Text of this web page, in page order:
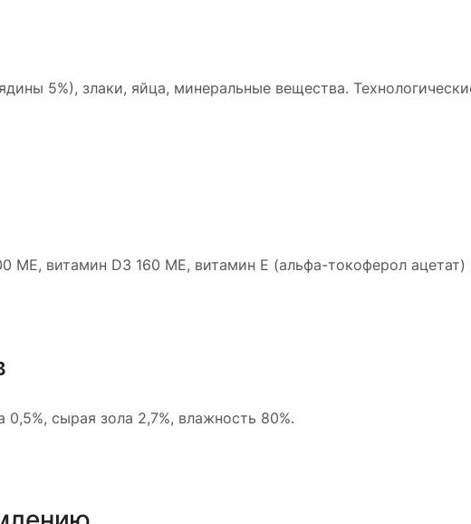
5%), злаки, яйца, минеральные вещества.
МЕ, витамин D3 160 МЕ, витамин Е (альфа-токоферол ацетат)
сырая зола 2,7%, влажность 80%.